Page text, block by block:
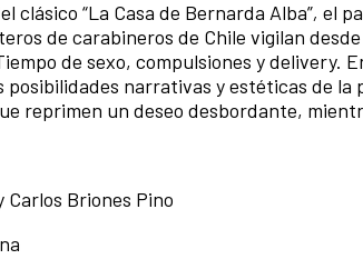
clásico “La Casa de Bernarda Alba”, el
de carabineros de Chile vigilan
de sexo, compulsiones y delivery.
posibilidades narrativas y estéticas de
reprimen un deseo desbordante,
Carlos Briones Pino